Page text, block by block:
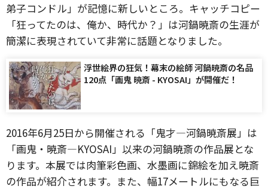
弟子コンドル」が記憶に新しいところ。キャッチコピー
「狂ってたのは、俺か、時代か？」は河鍋暁斎の生涯が
簡潔に表現されていて非常に話題となりました。
浮世絵界の狂気！幕末の絵師 河鍋暁斎の名品
120点「画鬼 暁斎 - KYOSAI」が開催だ！
2016年6月25日から開催される「鬼才―河鍋暁斎展」は
「画鬼・暁斎—KYOSAI」以来の河鍋暁斎の作品展とな
ります。本展では肉筆彩色画、水墨画に錦絵を加え暁斎
の作品が紹介されます。また、幅17メートルにもなる巨